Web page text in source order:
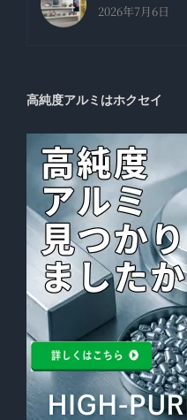
2026年7月6日
高純度アルミはホクセイ